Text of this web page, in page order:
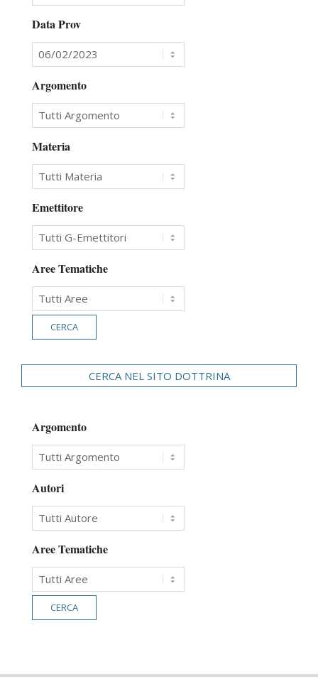
Data Prov
Argomento
Materia
Emettitore
Aree Tematiche
CERCA NEL SITO DOTTRINA
Argomento
Autori
Aree Tematiche